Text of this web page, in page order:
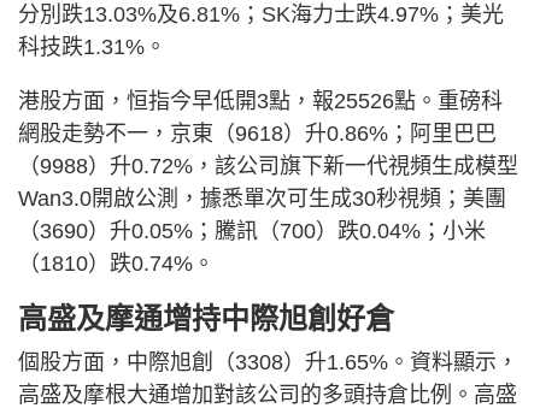
分別跌13.03%及6.81%；SK海力士跌4.97%；美光
科技跌1.31%。
港股方面，恒指今早低開3點，報25526點。重磅科
網股走勢不一，京東（9618）升0.86%；阿里巴巴
（9988）升0.72%，該公司旗下新一代視頻生成模型
Wan3.0開啟公測，據悉單次可生成30秒視頻；美團
（3690）升0.05%；騰訊（700）跌0.04%；小米
（1810）跌0.74%。
高盛及摩通增持中際旭創好倉
個股方面，中際旭創（3308）升1.65%。資料顯示，
高盛及摩根大通增加對該公司的多頭持倉比例。高盛